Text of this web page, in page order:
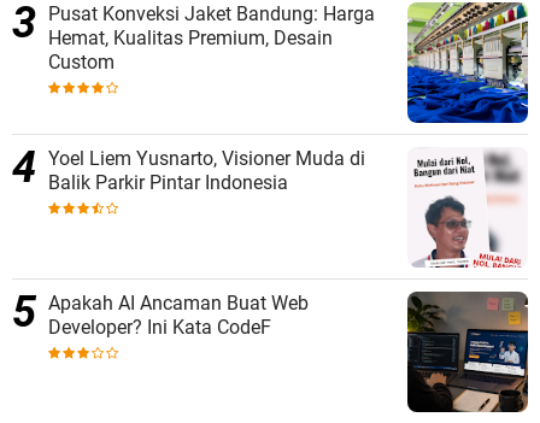
Pusat Konveksi Jaket Bandung: Harga
Hemat, Kualitas Premium, Desain
Custom
Yoel Liem Yusnarto, Visioner Muda di
Balik Parkir Pintar Indonesia
Apakah AI Ancaman Buat Web
Developer? Ini Kata CodeF